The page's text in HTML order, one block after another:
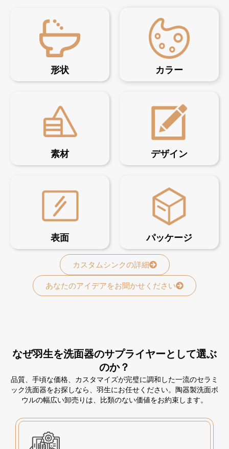
形状 カラー
素材 デザイン
表面 パッケージ
カスタムシンクの詳細
あなたのアイデアをお聞かせください
なぜ羽生を洗面器のサプライヤーとして選ぶ
のか？
品質、手頃な価格、カスタマイズが完璧に調和した一流のセラミ
ック洗面器をお探しなら、羽生にお任せください。陶器製洗面ボ
ウルの幅広い卸売りは、比類のない価値をお約束します。